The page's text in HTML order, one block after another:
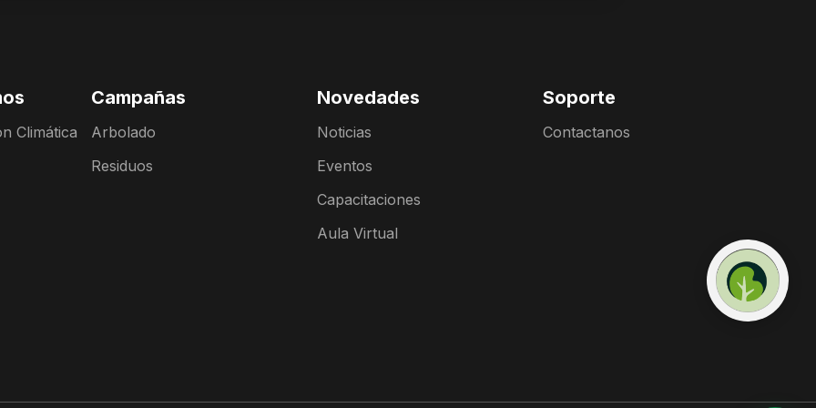
Climática
Campañas
Arbolado
Residuos
Novedades
Noticias
Eventos
Capacitaciones
Aula Virtual
Soporte
Contactanos